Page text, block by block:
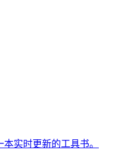
实时更新的工具书。